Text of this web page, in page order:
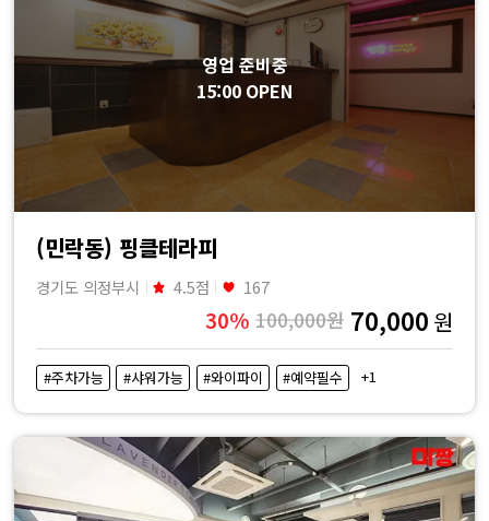
영업 준비중
15:00 OPEN
(민락동) 핑클테라피
경기도 의정부시 4.5점 167
30% 100,000원 70,000 원
#주차가능 #샤워가능 #와이파이 #예약필수 +1